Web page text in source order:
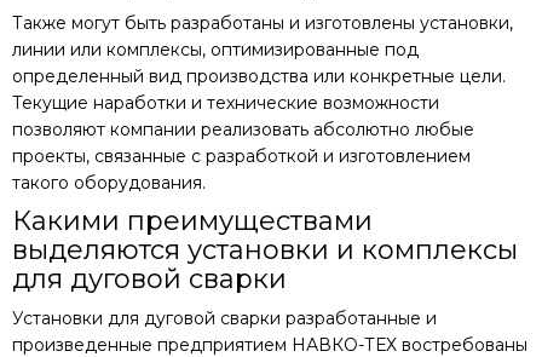
Также могут быть разработаны и изготовлены установки,
линии или комплексы, оптимизированные под
определенный вид производства или конкретные цели.
Текущие наработки и технические возможности
позволяют компании реализовать абсолютно любые
проекты, связанные с разработкой и изготовлением
такого оборудования.
Какими преимуществами
выделяются установки и комплексы
для дуговой сварки
Установки для дуговой сварки разработанные и
произведенные предприятием НАВКО-ТЕХ востребованы